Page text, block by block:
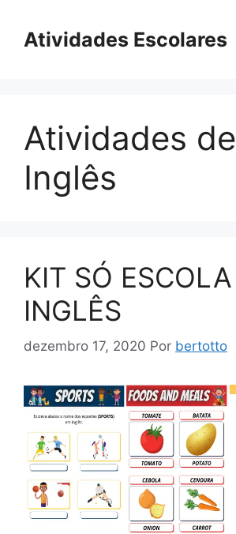
Atividades Escolares
Atividades de
Inglês
KIT SÓ ESCOLA
INGLÊS
dezembro 17, 2020 Por bertotto